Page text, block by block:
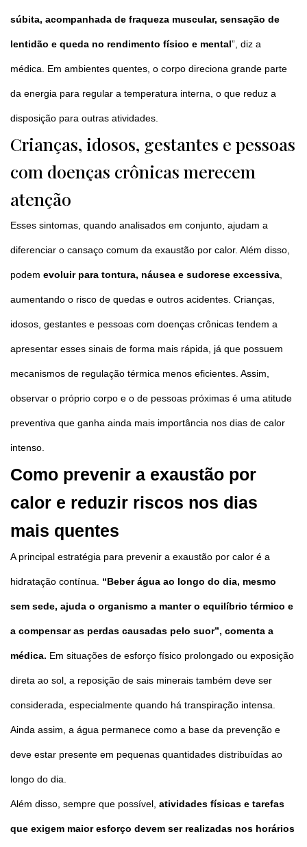
súbita, acompanhada de fraqueza muscular, sensação de
lentidão e queda no rendimento físico e mental”, diz a
médica. Em ambientes quentes, o corpo direciona grande parte
da energia para regular a temperatura interna, o que reduz a
disposição para outras atividades.
Crianças, idosos, gestantes e pessoas
com doenças crônicas merecem
atenção
Esses sintomas, quando analisados em conjunto, ajudam a
diferenciar o cansaço comum da exaustão por calor. Além disso,
podem evoluir para tontura, náusea e sudorese excessiva
aumentando o risco de quedas e outros acidentes. Crianças,
idosos, gestantes e pessoas com doenças crônicas tendem a
apresentar esses sinais de forma mais rápida, já que possuem
mecanismos de regulação térmica menos eficientes. Assim,
observar o próprio corpo e o de pessoas próximas é uma atitude
preventiva que ganha ainda mais importância nos dias de calor
intenso.
Como prevenir a exaustão por
calor e reduzir riscos nos dias
mais quentes
A principal estratégia para prevenir a exaustão por calor é a
hidratação contínua. “Beber água ao longo do dia, mesmo
sem sede, ajuda o organismo a manter o equilíbrio térmico e
a compensar as perdas causadas pelo suor”, comenta a
médica. Em situações de esforço físico prolongado ou exposição
direta ao sol, a reposição de sais minerais também deve ser
considerada, especialmente quando há transpiração intensa.
Ainda assim, a água permanece como a base da prevenção e
deve estar presente em pequenas quantidades distribuídas ao
longo do dia.
Além disso, sempre que possível, atividades físicas e tarefas
que exigem maior esforço devem ser realizadas nos horários